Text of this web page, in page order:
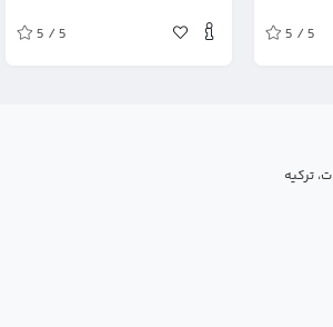
5 / 5
5 / 5
ترکیه